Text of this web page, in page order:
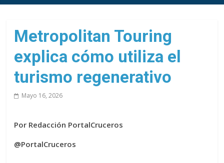
la
de
cruceros
en
solo
Metropolitan Touring
explica cómo utiliza el
turismo regenerativo
Mayo 16, 2026
Por Redacción PortalCruceros
@PortalCruceros